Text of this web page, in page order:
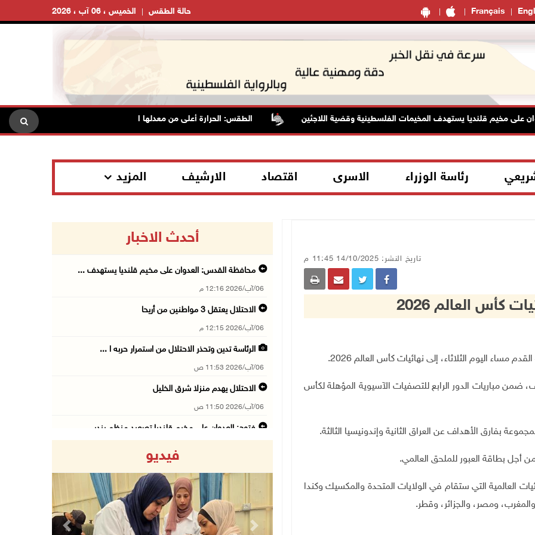
Français الخميس ، 06 آب ، 2026 حالة الطقس
مخيم قلنديا يستهدف المخيمات الفلسطينية وقضية اللاجئين الطقس: الحرارة أعلى من معدلها السنوي العام الاحتلال
رئاسة الوزراء الاسرى اقتصاد الارشيف المزيد
تاريخ النشر: 14/10/2025 11:45 م
كأس العالم 2026
ضمن مباريات الدور الرابع للتصفيات الآسيوية المؤهلة لكأس
أجل بطاقة العبور للملحق العالمي.
العالمية التي ستقام في الولايات المتحدة والمكسيك وكندا
أحدث الاخبار
محافظة القدس: العدوان على مخيم قلنديا يستهدف ...
06/آب/2026 12:16 م
الاحتلال يعتقل 3 مواطنين من أريحا
06/آب/2026 12:15 م
الرئاسة تدين وتحذر الاحتلال من استمرار حربه ا ...
06/آب/2026 11:53 ص
الاحتلال يهدم منزلا شرق الخليل
06/آب/2026 11:50 ص
فتوح: العدوان على مخيم قلنديا تصعيد منظم يندر ...
نادي الأسير: الاحتلال يعتقل ويحقق ميدانياً مع ...
06/آب/2026 11:33 ص
فيديو
Previous Next